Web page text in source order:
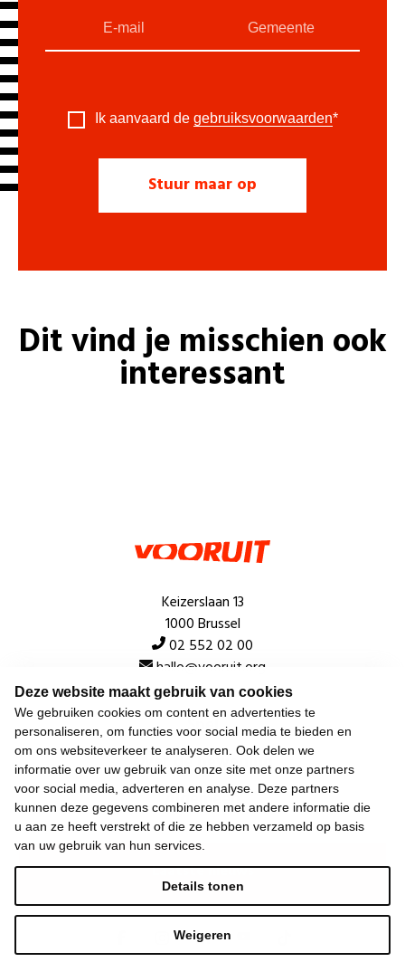
Deze website maakt gebruik van cookies
We gebruiken cookies om content en advertenties te
personaliseren, om functies voor social media te bieden en
om ons websiteverkeer te analyseren. Ook delen we
informatie over uw gebruik van onze site met onze partners
voor social media, adverteren en analyse. Deze partners
kunnen deze gegevens combineren met andere informatie die
u aan ze heeft verstrekt of die ze hebben verzameld op basis
van uw gebruik van hun services.
Weigeren
Details tonen
Ik aanvaard de gebruiksvoorwaarden*
Dit vind je misschien ook
interessant
Keizerslaan 13
1000 Brussel
02 552 02 00
hallo@vooruit.org
Snel
Over de beweging
Algemeen
Laatste nieuws